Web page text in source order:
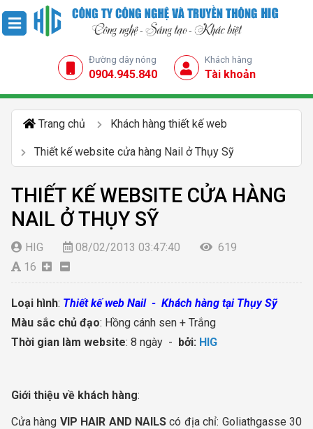
Đường dây nóng
0904.945.840
Khách hàng
Tài khoản
Trang chủ Khách hàng thiết kế web
Thiết kế website cửa hàng Nail ở Thụy Sỹ
THIẾT KẾ WEBSITE CỬA HÀNG
NAIL Ở THỤY SỸ
HIG 08/02/2013 03:47:40
619
16
Loại hình: Thiết kế web Nail - Khách hàng tại Thụy Sỹ
Màu sắc chủ đạo: Hồng cánh sen + Trắng
Thời gian làm website: 8 ngày - bởi: HIG
Giới thiệu về khách hàng:
Cửa hàng VIP HAIR AND NAILS có địa chỉ: Goliathgasse 30